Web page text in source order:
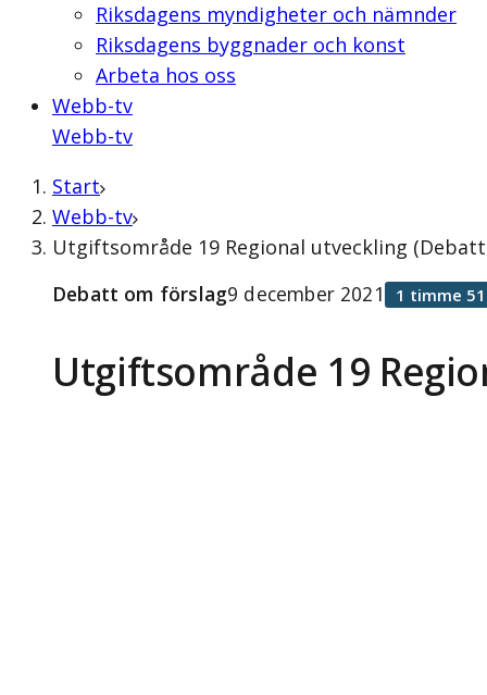
Riksdagens myndigheter och nämnder
Riksdagens byggnader och konst
Arbeta hos oss
Webb-tv
Webb-tv
Start
Webb-tv
Utgiftsområde 19 Regional utveckling
Utgiftsområde 19
Debatt om förslag9 december 2021 1 timme